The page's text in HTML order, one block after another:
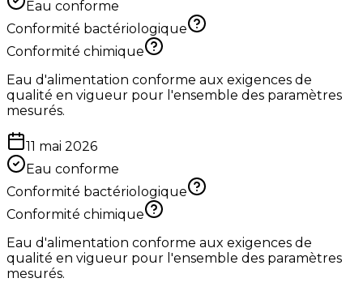
Eau conforme
Conformité bactériologique
Conformité chimique
Eau d'alimentation conforme aux exigences de
qualité en vigueur pour l'ensemble des paramètres
mesurés.
11 mai 2026
Eau conforme
Conformité bactériologique
Conformité chimique
Eau d'alimentation conforme aux exigences de
qualité en vigueur pour l'ensemble des paramètres
mesurés.